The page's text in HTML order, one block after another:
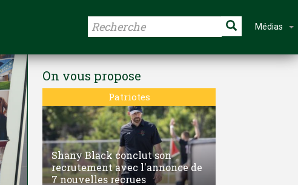
Médias
On vous propose
Patriotes
Shany Black conclut son
recrutement avec l'annonce de
7 nouvelles recrues